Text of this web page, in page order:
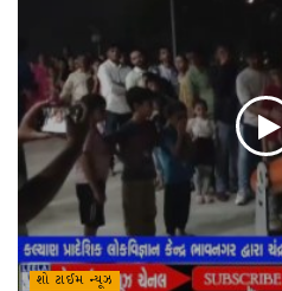
શો ટાઈમ ન્યૂઝ